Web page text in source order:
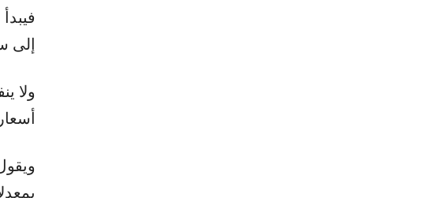
إلى سعر
ولا